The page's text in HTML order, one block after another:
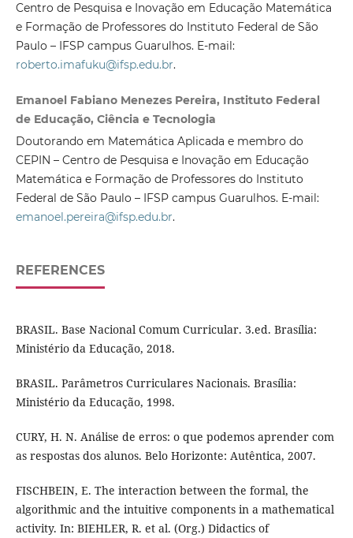
Centro de Pesquisa e Inovação em Educação Matemática
e Formação de Professores do Instituto Federal de São
Paulo – IFSP campus Guarulhos. E-mail:
roberto.imafuku@ifsp.edu.br.
Emanoel Fabiano Menezes Pereira, Instituto Federal
de Educação, Ciência e Tecnologia
Doutorando em Matemática Aplicada e membro do
CEPIN – Centro de Pesquisa e Inovação em Educação
Matemática e Formação de Professores do Instituto
Federal de São Paulo – IFSP campus Guarulhos. E-mail:
emanoel.pereira@ifsp.edu.br.
REFERENCES
BRASIL. Base Nacional Comum Curricular. 3.ed. Brasília:
Ministério da Educação, 2018.
BRASIL. Parâmetros Curriculares Nacionais. Brasília:
Ministério da Educação, 1998.
CURY, H. N. Análise de erros: o que podemos aprender com
as respostas dos alunos. Belo Horizonte: Autêntica, 2007.
FISCHBEIN, E. The interaction between the formal, the
algorithmic and the intuitive components in a mathematical
activity. In: BIEHLER, R. et al. (Org.) Didactics of